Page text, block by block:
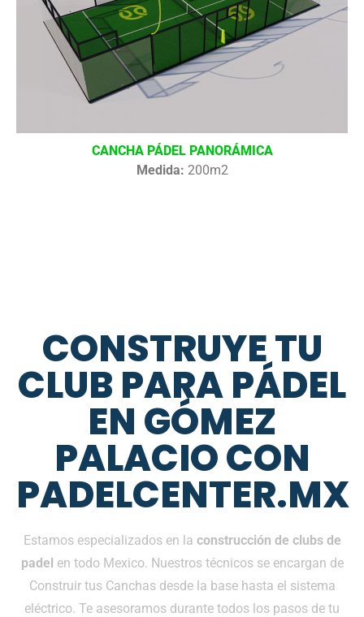
CANCHA PÁDEL PANORÁMICA
Medida: 200m2
CONSTRUYE TU
CLUB PARA PÁDEL
EN GÓMEZ
PALACIO CON
PADELCENTER.MX
Estamos especializados en la construcción de clubs de
padel en todo Mexico. Nuestros técnicos se encargan de
Construir tus Canchas desde la base hasta el sistema
eléctrico. Te asesoramos durante todos los pasos de tu